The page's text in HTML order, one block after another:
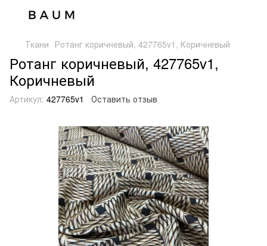
Ткани Ротанг коричневый, 427765v1, Коричневый
Ротанг коричневый, 427765v1,
Коричневый
Артикул: 427765v1 Оставить отзыв